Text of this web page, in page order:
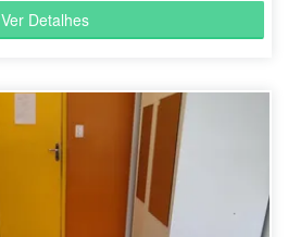
Ver Detalhes